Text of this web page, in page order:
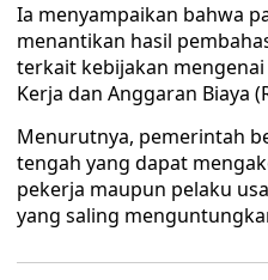
Ia menyampaikan bahwa
menantikan hasil
terkait kebijakan
Kerja dan Anggaran Biaya
Menurutnya, pemerintah
tengah yang dapat
pekerja maupun pelaku
yang saling